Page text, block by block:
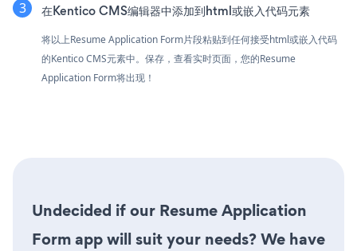
在Kentico CMS编辑器中添加到html或嵌入代码元素
将以上Resume Application Form片段粘贴到任何接受html或嵌入代码
的Kentico CMS元素中。保存，查看实时页面，您的Resume
Application Form将出现！
Undecided if our Resume Application
Form app will suit your needs? We have